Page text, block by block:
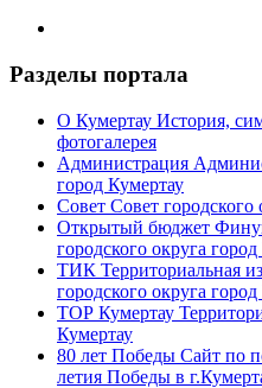
Разделы портала
О Кумертау История,
фотогалерея
Администрация
город Кумертау
Совет Совет городского
Открытый бюджет
городского округа
ТИК Территориальная
городского округа
ТОР Кумертау
Кумертау
80 лет Победы Сайт по
летия Победы в